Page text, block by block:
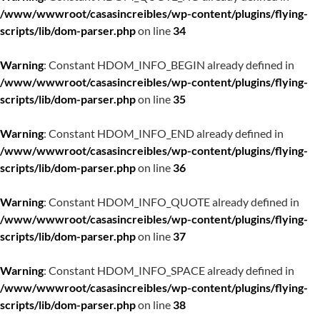
/www/wwwroot/casasincreibles/wp-content/plugins/flying-
scripts/lib/dom-parser.phpon line34
Warning: Constant HDOM_INFO_BEGIN already defined in
/www/wwwroot/casasincreibles/wp-content/plugins/flying-
scripts/lib/dom-parser.phpon line35
Warning: Constant HDOM_INFO_END already defined in
/www/wwwroot/casasincreibles/wp-content/plugins/flying-
scripts/lib/dom-parser.phpon line36
Warning: Constant HDOM_INFO_QUOTE already defined in
/www/wwwroot/casasincreibles/wp-content/plugins/flying-
scripts/lib/dom-parser.phpon line37
Warning: Constant HDOM_INFO_SPACE already defined in
/www/wwwroot/casasincreibles/wp-content/plugins/flying-
scripts/lib/dom-parser.phpon line38